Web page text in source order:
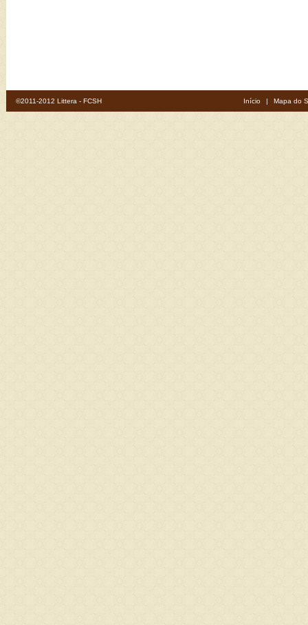
©2011-2012 Littera - FCSH Início | Mapa do